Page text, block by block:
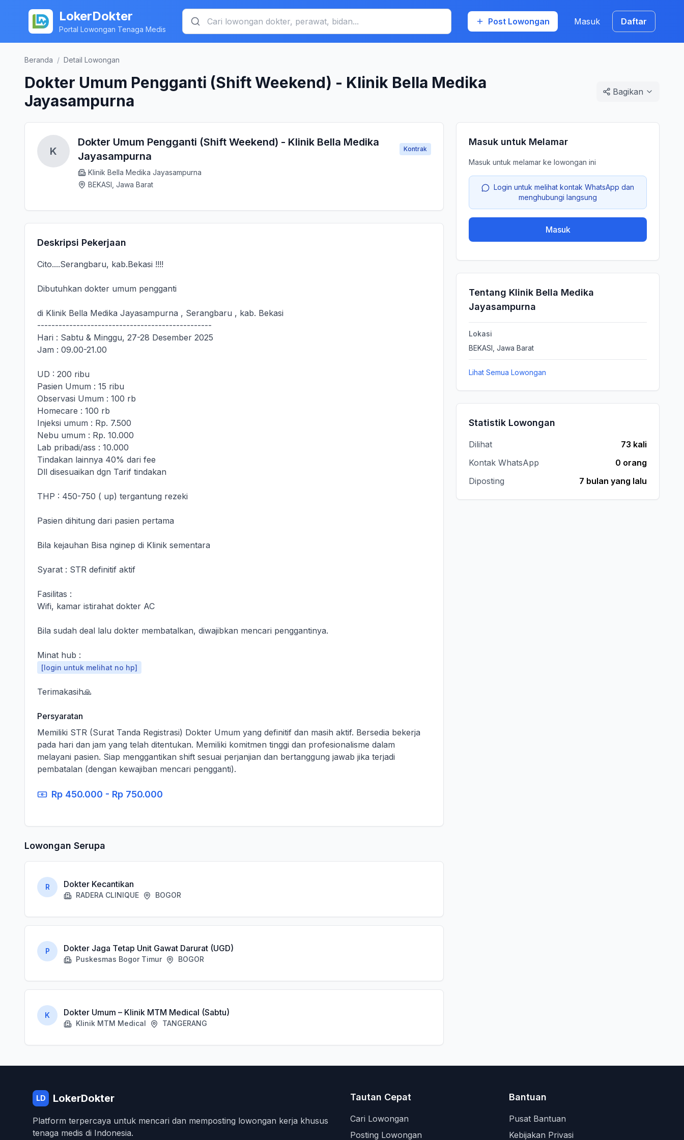
LokerDokter
Portal Lowongan Tenaga Medis
Post Lowongan Masuk Daftar
Beranda / Detail Lowongan
Dokter Umum Pengganti (Shift Weekend) - Klinik Bella Medika
Jayasampurna
Bagikan
K
Dokter Umum Pengganti (Shift Weekend) - Klinik Bella Medika
Jayasampurna
Kontrak
Klinik Bella Medika Jayasampurna
BEKASI, Jawa Barat
Deskripsi Pekerjaan
Cito....Serangbaru, kab.Bekasi !!!!
Dibutuhkan dokter umum pengganti
di Klinik Bella Medika Jayasampurna , Serangbaru , kab. Bekasi
-------------------------------------------------
Hari : Sabtu & Minggu, 27-28 Desember 2025
Jam : 09.00-21.00
UD : 200 ribu
Pasien Umum : 15 ribu
Observasi Umum : 100 rb
Homecare : 100 rb
Injeksi umum : Rp. 7.500
Nebu umum : Rp. 10.000
Lab pribadi/ass : 10.000
Tindakan lainnya 40% dari fee
Dll disesuaikan dgn Tarif tindakan
THP : 450-750 ( up) tergantung rezeki
Pasien dihitung dari pasien pertama
Bila kejauhan Bisa nginep di Klinik sementara
Syarat : STR definitif aktif
Fasilitas :
Wifi, kamar istirahat dokter AC
Bila sudah deal lalu dokter membatalkan, diwajibkan mencari penggantinya.
Minat hub :
[login untuk melihat no hp]
Terimakasih🙏
Persyaratan
Memiliki STR (Surat Tanda Registrasi) Dokter Umum yang definitif dan masih aktif. Bersedia bekerja
pada hari dan jam yang telah ditentukan. Memiliki komitmen tinggi dan profesionalisme dalam
melayani pasien. Siap menggantikan shift sesuai perjanjian dan bertanggung jawab jika terjadi
pembatalan (dengan kewajiban mencari pengganti).
Rp 450.000 - Rp 750.000
Lowongan Serupa
R Dokter Kecantikan
RADERA CLINIQUE BOGOR
P Dokter Jaga Tetap Unit Gawat Darurat (UGD)
Puskesmas Bogor Timur BOGOR
K Dokter Umum – Klinik MTM Medical (Sabtu)
Klinik MTM Medical TANGERANG
Masuk untuk Melamar
Masuk untuk melamar ke lowongan ini
Login untuk melihat kontak WhatsApp dan
menghubungi langsung
Masuk
Tentang Klinik Bella Medika
Jayasampurna
Lokasi
BEKASI, Jawa Barat
Lihat Semua Lowongan
Statistik Lowongan
Dilihat
73 kali
Kontak WhatsApp
0 orang
Diposting
7 bulan yang lalu
LD LokerDokter
Platform terpercaya untuk mencari dan memposting lowongan kerja khusus
tenaga medis di Indonesia.
Tautan Cepat
Cari Lowongan
Posting Lowongan
Bantuan
Pusat Bantuan
Kebijakan Privasi